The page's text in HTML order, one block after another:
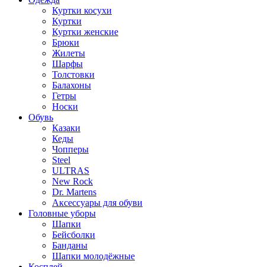
Куртки косухи
Куртки
Куртки женские
Брюки
Жилеты
Шарфы
Толстовки
Балахоны
Гетры
Носки
Обувь
Казаки
Кеды
Чопперы
Steel
ULTRAS
New Rock
Dr. Martens
Аксессуары для обуви
Головные уборы
Шапки
Бейсболки
Банданы
Шапки молодёжные